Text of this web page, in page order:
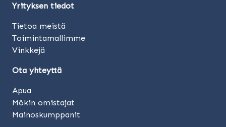
Yrityksen tiedot
Tietoa meistä
Toimintamallimme
Vinkkejä
Ota yhteyttä
Apua
Mökin omistajat
Mainoskumppanit